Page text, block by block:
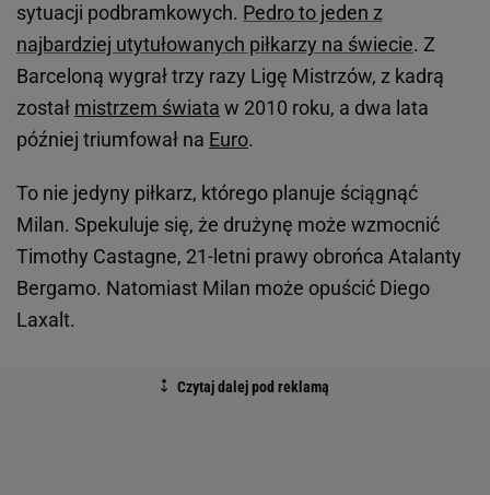
sytuacji podbramkowych. Pedro to jeden z
najbardziej utytułowanych piłkarzy na świecie. Z
Barceloną wygrał trzy razy Ligę Mistrzów, z kadrą
został mistrzem świata w 2010 roku, a dwa lata
później triumfował na Euro.
To nie jedyny piłkarz, którego planuje ściągnąć
Milan. Spekuluje się, że drużynę może wzmocnić
Timothy Castagne, 21-letni prawy obrońca Atalanty
Bergamo. Natomiast Milan może opuścić Diego
Laxalt.